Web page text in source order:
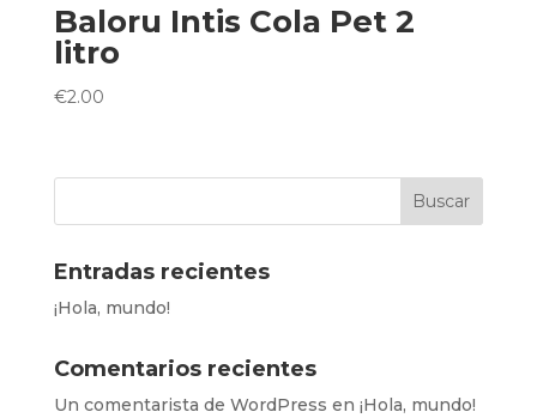
Baloru Intis Cola Pet 2
litro
€2.00
Entradas recientes
¡Hola, mundo!
Comentarios recientes
Un comentarista de WordPress en ¡Hola, mundo!